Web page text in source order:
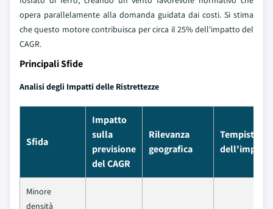
opera parallelamente alla domanda guidata dai costi. Si stima
che questo motore contribuisca per circa il 25% dell'impatto del
CAGR.
Principali Sfide
Analisi degli Impatti delle Ristrettezze
Sfida
Impatto
sulla
previsione
del CAGR
Rilevanza
geografica
Tempistica
dell'impatto
Minore
densità